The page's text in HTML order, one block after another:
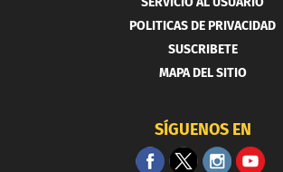
POLITICAS DE PRIVACIDAD
SUSCRIBETE
MAPA DEL SITIO
SÍGUENOS EN